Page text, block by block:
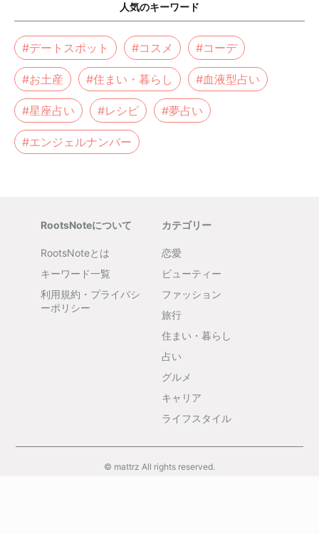
人気のキーワード
#デートスポット #コスメ #コーデ
#お土産 #住まい・暮らし #血液型占い
#星座占い #レシピ #夢占い
#エンジェルナンバー
RootsNoteについて
RootsNoteとは
キーワード一覧
利用規約・プライバシ
ーポリシー
カテゴリー
恋愛
ビューティー
ファッション
旅行
住まい・暮らし
占い
グルメ
キャリア
ライフスタイル
© mattrz All rights reserved.